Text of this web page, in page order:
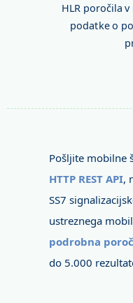
HLR poročila
podatke o
Pošljite mobilne
HTTP REST API,
SS7
ustreznega
podrobna
do 5.000